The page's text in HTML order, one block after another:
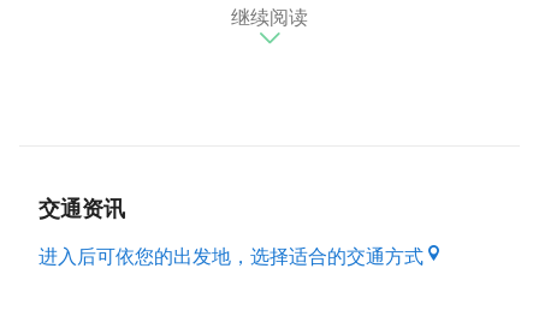
动物，因此陈秋刚品牌名称的发想，就是以台湾国语念
蜜的回忆故乡-龟山，希望能让更多人了解及喜欢绵绵
冰，要给每一位客人们感受到最真诚的台湾味！
继续阅读
交通资讯
进入后可依您的出发地，选择适合的交通方式